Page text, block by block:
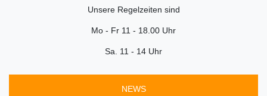
Unsere Regelzeiten sind
Mo - Fr 11 - 18.00 Uhr
Sa. 11 - 14 Uhr
NEWS